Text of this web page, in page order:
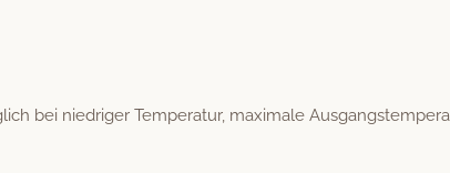
bei niedriger Tem­per­atur, max­i­male